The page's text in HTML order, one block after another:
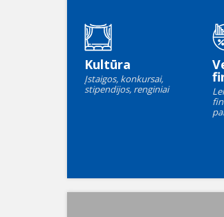
Kultūra
Įstaigos, konkursai,
stipendijos, renginiai